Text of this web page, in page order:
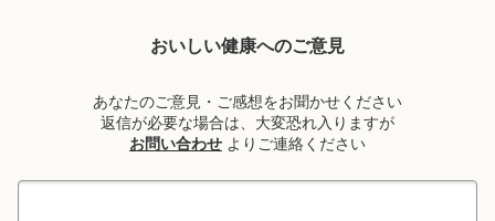
おいしい健康へのご意見
あなたのご意見・ご感想をお聞かせください
返信が必要な場合は、大変恐れ入りますが
お問い合わせ よりご連絡ください